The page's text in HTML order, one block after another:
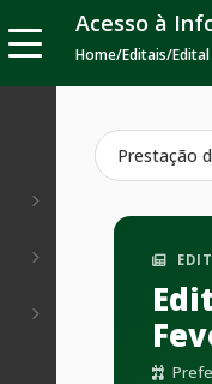
Acesso à
Home/Editais/
Prestação